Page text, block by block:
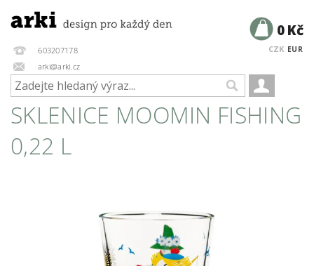
603207178
arki@arki.cz
CZK EUR
0 Kč
SKLENICE MOOMIN FISHING
0,22 L